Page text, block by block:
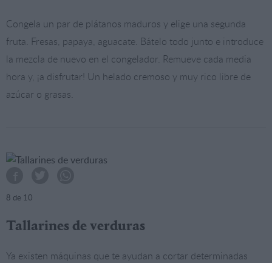
Congela un par de plátanos maduros y elige una segunda
fruta. Fresas, papaya, aguacate. Bátelo todo junto e introduce
la mezcla de nuevo en el congelador. Remueve cada media
hora y, ¡a disfrutar! Un helado cremoso y muy rico libre de
azúcar o grasas.
8 de 10
Tallarines de verduras
Ya existen máquinas que te ayudan a cortar determinadas